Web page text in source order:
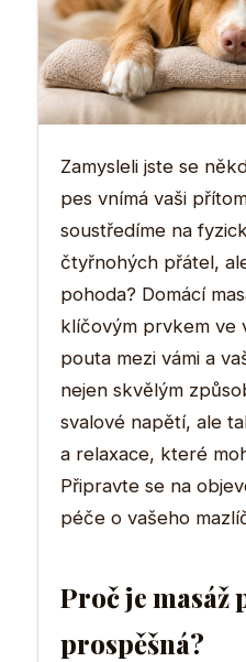
Zamysleli jste se
pes vnímá vaši
soustředíme na
čtyřnohých přátel,
pohoda? Domácí
klíčovým prvkem ve
pouta mezi vámi a
nejen skvělým
svalové napětí, ale
a relaxace, které
Připravte se na
péče o vašeho
Proč je masáž
prospěšná?